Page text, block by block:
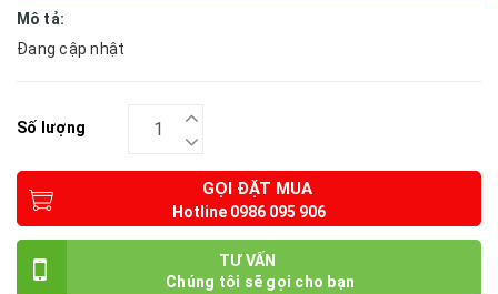
Mô tả:
Đang cập nhật
Số lượng
GỌI ĐẶT MUA
TƯ VẤN